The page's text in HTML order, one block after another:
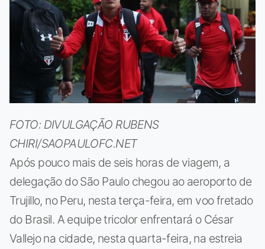
FOTO: DIVULGAÇÃO RUBENS
CHIRI/SAOPAULOFC.NET
Após pouco mais de seis horas de viagem, a
delegação do São Paulo chegou ao aeroporto de
Trujillo, no Peru, nesta terça-feira, em voo fretado
do Brasil. A equipe tricolor enfrentará o César
Vallejo na cidade, nesta quarta-feira, na estreia